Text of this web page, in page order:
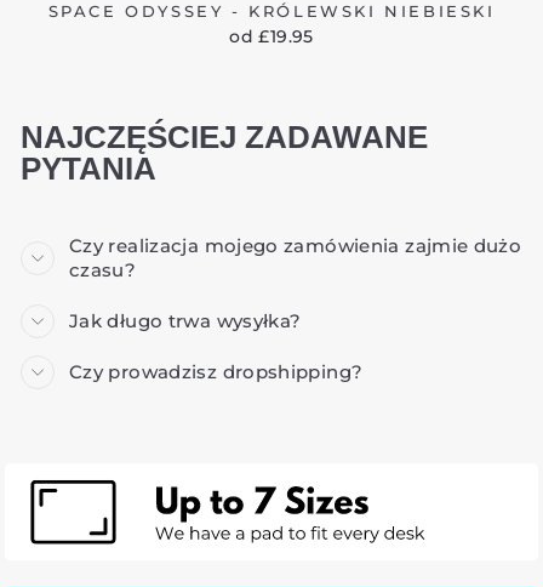
SPACE ODYSSEY - KRÓLEWSKI NIEBIESKI
od £19.95
NAJCZĘŚCIEJ ZADAWANE
PYTANIA
Czy realizacja mojego zamówienia zajmie dużo
czasu?
Jak długo trwa wysyłka?
Czy prowadzisz dropshipping?